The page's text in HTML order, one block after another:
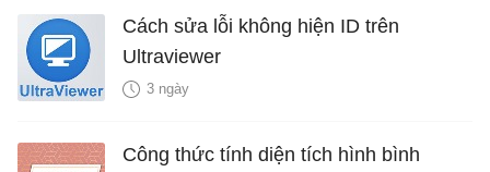
Cách sửa lỗi không hiện ID trên
Ultraviewer
3 ngày
Công thức tính diện tích hình bình